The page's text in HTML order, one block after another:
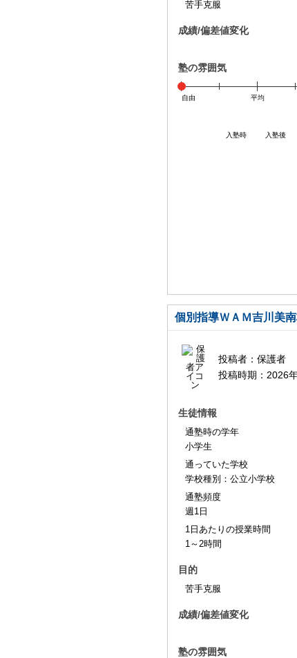
苦手克服
成績/偏差値変化
入塾時 入塾後
塾の雰囲気
自由 平均
個別指導ＷＡＭ吉川美
投稿者： 保護者
投稿時期： 2026
生徒情報
通塾時の学年
小学生
通っていた学校
学校種別：公立小学校
通塾頻度
週1日
1日あたりの授業時間
1～2時間
目的
苦手克服
成績/偏差値変化
塾の雰囲気